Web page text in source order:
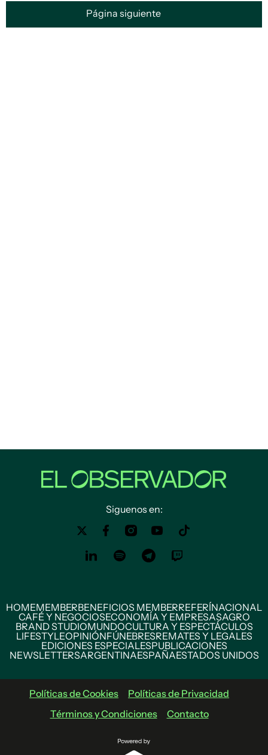
Página siguiente
Siguenos en:
HOMEMEMBERBENEFICIOS MEMBERREFERÍNACIONAL
CAFÉ Y NEGOCIOSECONOMÍA Y EMPRESASAGRO
BRAND STUDIOMUNDOCULTURA Y ESPECTÁCULOS
LIFESTYLEOPINIÓNFÚNEBRESREMATES Y LEGALES
EDICIONES ESPECIALESPUBLICACIONES
NEWSLETTERSARGENTINAESPAÑAESTADOS UNIDOS
Políticas de Cookies
Políticas de Privacidad
Términos y Condiciones
Contacto